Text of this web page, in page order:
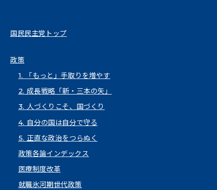
国民民主党トップ
政策
1. 「もっと」手取りを増やす
2. 成長戦略「新・三本の矢」
3. 人づくりこそ、国づくり
4. 自分の国は自分で守る
5. 正直な政治をつらぬく
政策各論インデックス
医療制度改革
就職氷河期世代政策